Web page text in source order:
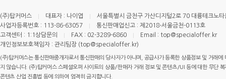
(주)탑커머스 대표자 : 나이엽
서울특별시 금천구 가산디지털2로 70 대륭테크노
사업자등록번호 : 113-86-63057
통신판매업신고 : 제2018-서울금천-0113호
고객센터 : 1:1상담문의
FAX : 02-3289-6860
Email : top@specialoffer.kr
개인정보보호책임자 : 관리팀장 (top@specialoffer.kr)
(주)탑커머스는 통신판매중개자로서 통신판매의 당사자가 아니며, 공급사가 등록한 상품정보 및 거래
지 않습니다. (주)탑커머스 스페셜오퍼 사이트의 상품/판매자 거래 정보 및 콘텐츠/UI 등에 대한 무단
콘텐츠 산업 진흥법 등에 의하여 엄격히 금지합니다.